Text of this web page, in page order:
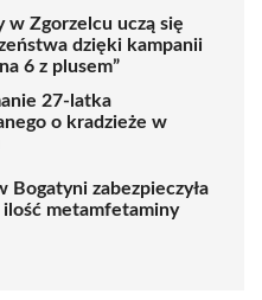
w Zgorzelcu uczą się
dzięki kampanii
6 z plusem”
27-latka
o kradzieże w
Bogatyni zabezpieczyła
ilość metamfetaminy